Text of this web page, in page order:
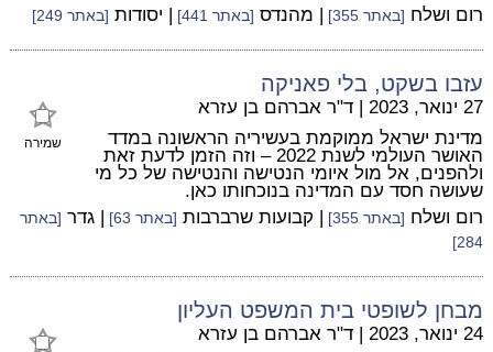
רום ושלח [באתר 355] | מהנדס [באתר 441] | יסודות [באתר 249]
עזבו בשקט, בלי פאניקה
שמירה
27 ינואר, 2023 | ד"ר אברהם בן עזרא
מדינת ישראל ממוקמת בעשיריה הראשונה במדד
האושר העולמי לשנת 2022 – וזה הזמן לדעת זאת
ולהפנים, אל מול איומי הנטישה והנטישה של כל מי
שעושה חסד עם המדינה בנוכחותו כאן.
רום ושלח [באתר 355] | קבועות שרברבות [באתר 63] | גדר [באתר
284]
מבחן לשופטי בית המשפט העליון
24 ינואר, 2023 | ד"ר אברהם בן עזרא